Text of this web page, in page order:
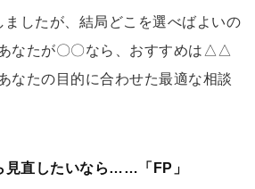
したが、結局どこを選べばよいの
なたが〇〇なら、おすすめは△△
なたの目的に合わせた最適な相談
見直したいなら……「FP」